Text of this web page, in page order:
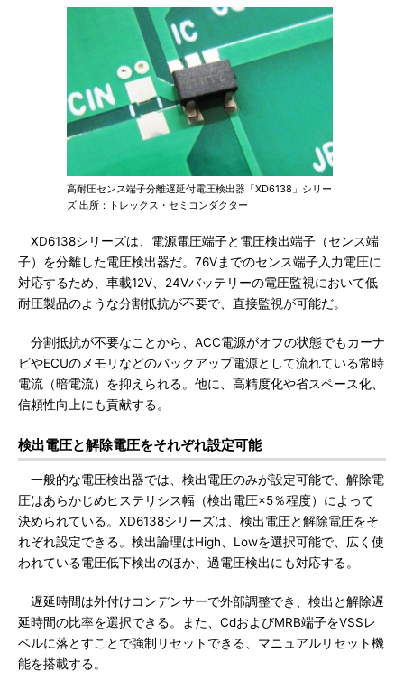
高耐圧センス端子分離遅延付電圧検出器「XD6138」シリー
ズ 出所：トレックス・セミコンダクター
XD6138シリーズは、電源電圧端子と電圧検出端子（センス端
子）を分離した電圧検出器だ。76Vまでのセンス端子入力電圧に
対応するため、車載12V、24Vバッテリーの電圧監視において低
耐圧製品のような分割抵抗が不要で、直接監視が可能だ。
分割抵抗が不要なことから、ACC電源がオフの状態でもカーナ
ビやECUのメモリなどのバックアップ電源として流れている常時
電流（暗電流）を抑えられる。他に、高精度化や省スペース化、
信頼性向上にも貢献する。
検出電圧と解除電圧をそれぞれ設定可能
一般的な電圧検出器では、検出電圧のみが設定可能で、解除電
圧はあらかじめヒステリシス幅（検出電圧×5％程度）によって
決められている。XD6138シリーズは、検出電圧と解除電圧をそ
れぞれ設定できる。検出論理はHigh、Lowを選択可能で、広く使
われている電圧低下検出のほか、過電圧検出にも対応する。
遅延時間は外付けコンデンサーで外部調整でき、検出と解除遅
延時間の比率を選択できる。また、CdおよびMRB端子をVSSレ
ベルに落とすことで強制リセットできる、マニュアルリセット機
能を搭載する。